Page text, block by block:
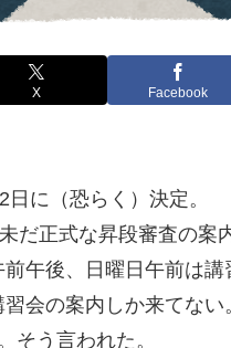
X Facebook
に（恐らく）決定。
だ正式な昇段審査の案
午後、日曜日午前は
会の案内しか来てない
そう言われた。